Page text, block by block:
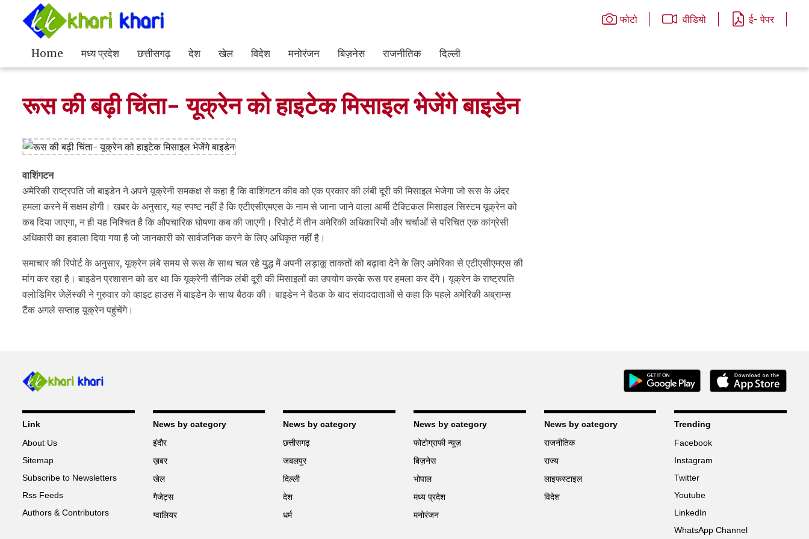
फोटो वीडियो ई- पेपर
Home मध्य प्रदेश छत्तीसगढ़ देश खेल विदेश मनोरंजन बिज़नेस राजनीतिक दिल्ली
रूस की बढ़ी चिंता- यूक्रेन को हाइटेक मिसाइल भेजेंगे बाइडेन
वाशिंगटन
अमेरिकी राष्ट्रपति जो बाइडेन ने अपने यूक्रेनी समकक्ष से कहा है कि वाशिंगटन कीव को एक प्रकार की लंबी दूरी की मिसाइल भेजेगा जो रूस के अंदर
हमला करने में सक्षम होगी। खबर के अनुसार, यह स्पष्ट नहीं है कि एटीएसीएमएस के नाम से जाना जाने वाला आर्मी टैक्टिकल मिसाइल सिस्टम यूक्रेन को
कब दिया जाएगा, न ही यह निश्चित है कि औपचारिक घोषणा कब की जाएगी। रिपोर्ट में तीन अमेरिकी अधिकारियों और चर्चाओं से परिचित एक कांग्रेसी
अधिकारी का हवाला दिया गया है जो जानकारी को सार्वजनिक करने के लिए अधिकृत नहीं है।
समाचार की रिपोर्ट के अनुसार, यूक्रेन लंबे समय से रूस के साथ चल रहे युद्ध में अपनी लड़ाकू ताकतों को बढ़ावा देने के लिए अमेरिका से एटीएसीएमएस की
मांग कर रहा है। बाइडेन प्रशासन को डर था कि यूक्रेनी सैनिक लंबी दूरी की मिसाइलों का उपयोग करके रूस पर हमला कर देंगे। यूक्रेन के राष्ट्रपति
वलोडिमिर जेलेंस्की ने गुरुवार को व्हाइट हाउस में बाइडेन के साथ बैठक की। बाइडेन ने बैठक के बाद संवाददाताओं से कहा कि पहले अमेरिकी अब्राम्स
टैंक अगले सप्ताह यूक्रेन पहुंचेंगे।
Link
About Us
Sitemap
Subscribe to Newsletters
Rss Feeds
Authors & Contributors
News by category
इंदौर
ख़बर
खेल
गैजेट्स
ग्वालियर
News by category
छत्तीसगढ़
जबलपुर
दिल्ली
देश
धर्म
News by category
फोटोग्राफी न्यूज़
बिज़नेस
भोपाल
मध्य प्रदेश
मनोरंजन
News by category
राजनीतिक
राज्य
लाइफस्टाइल
विदेश
Trending
Facebook
Instagram
Twitter
Youtube
LinkedIn
WhatsApp Channel